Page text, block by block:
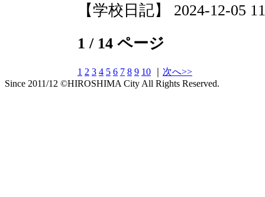
【学校日記】 2024-12-05
1 / 14 ページ
1 2 3 4 5 6 7 8 9 10
次へ>>
Since 2011/12 ©HIROSHIMA City All Rights Reserved.